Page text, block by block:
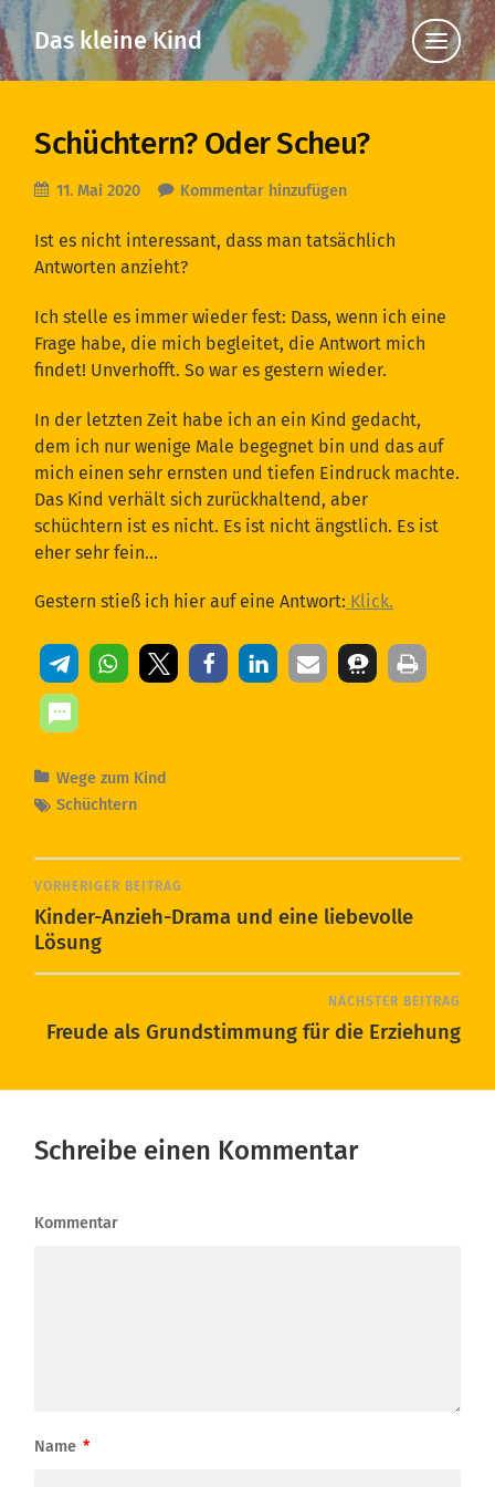
Das kleine Kind
Klicke
hier,
um
Schüchtern? Oder Scheu?
11. Mai 2020 Kommentar hinzufügen
Ist es nicht interessant, dass man tatsächlich
Antworten anzieht?
Ich stelle es immer wieder fest: Dass, wenn ich eine
Frage habe, die mich begleitet, die Antwort mich
findet! Unverhofft. So war es gestern wieder.
In der letzten Zeit habe ich an ein Kind gedacht,
dem ich nur wenige Male begegnet bin und das auf
mich einen sehr ernsten und tiefen Eindruck machte.
Das Kind verhält sich zurückhaltend, aber
schüchtern ist es nicht. Es ist nicht ängstlich. Es ist
eher sehr fein…
Gestern stieß ich hier auf eine Antwort: Klick.
Wege zum Kind
Schüchtern
VORHERIGER BEITRAG
Kinder-Anzieh-Drama und eine liebevolle
Lösung
NÄCHSTER BEITRAG
Freude als Grundstimmung für die Erziehung
Schreibe einen Kommentar
Kommentar
Name *